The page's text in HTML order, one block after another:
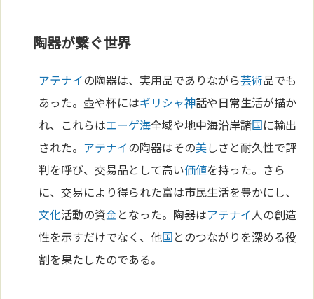
陶器が繋ぐ世界
アテナイの陶器は、実用品でありながら芸術品でも
あった。壺や杯にはギリシャ神話や日常生活が描か
れ、これらはエーゲ海全域や地中海沿岸諸国に輸出
された。 アテナイの陶器はその美しさと耐久性で評
判を呼び、交易品として高い価値を持った。さら
に、交易により得られた富は市民生活を豊かにし、
文化活動の資金となった。陶器はアテナイ人の創造
性を示すだけでなく、他国とのつながりを深める役
割を果たしたのである。